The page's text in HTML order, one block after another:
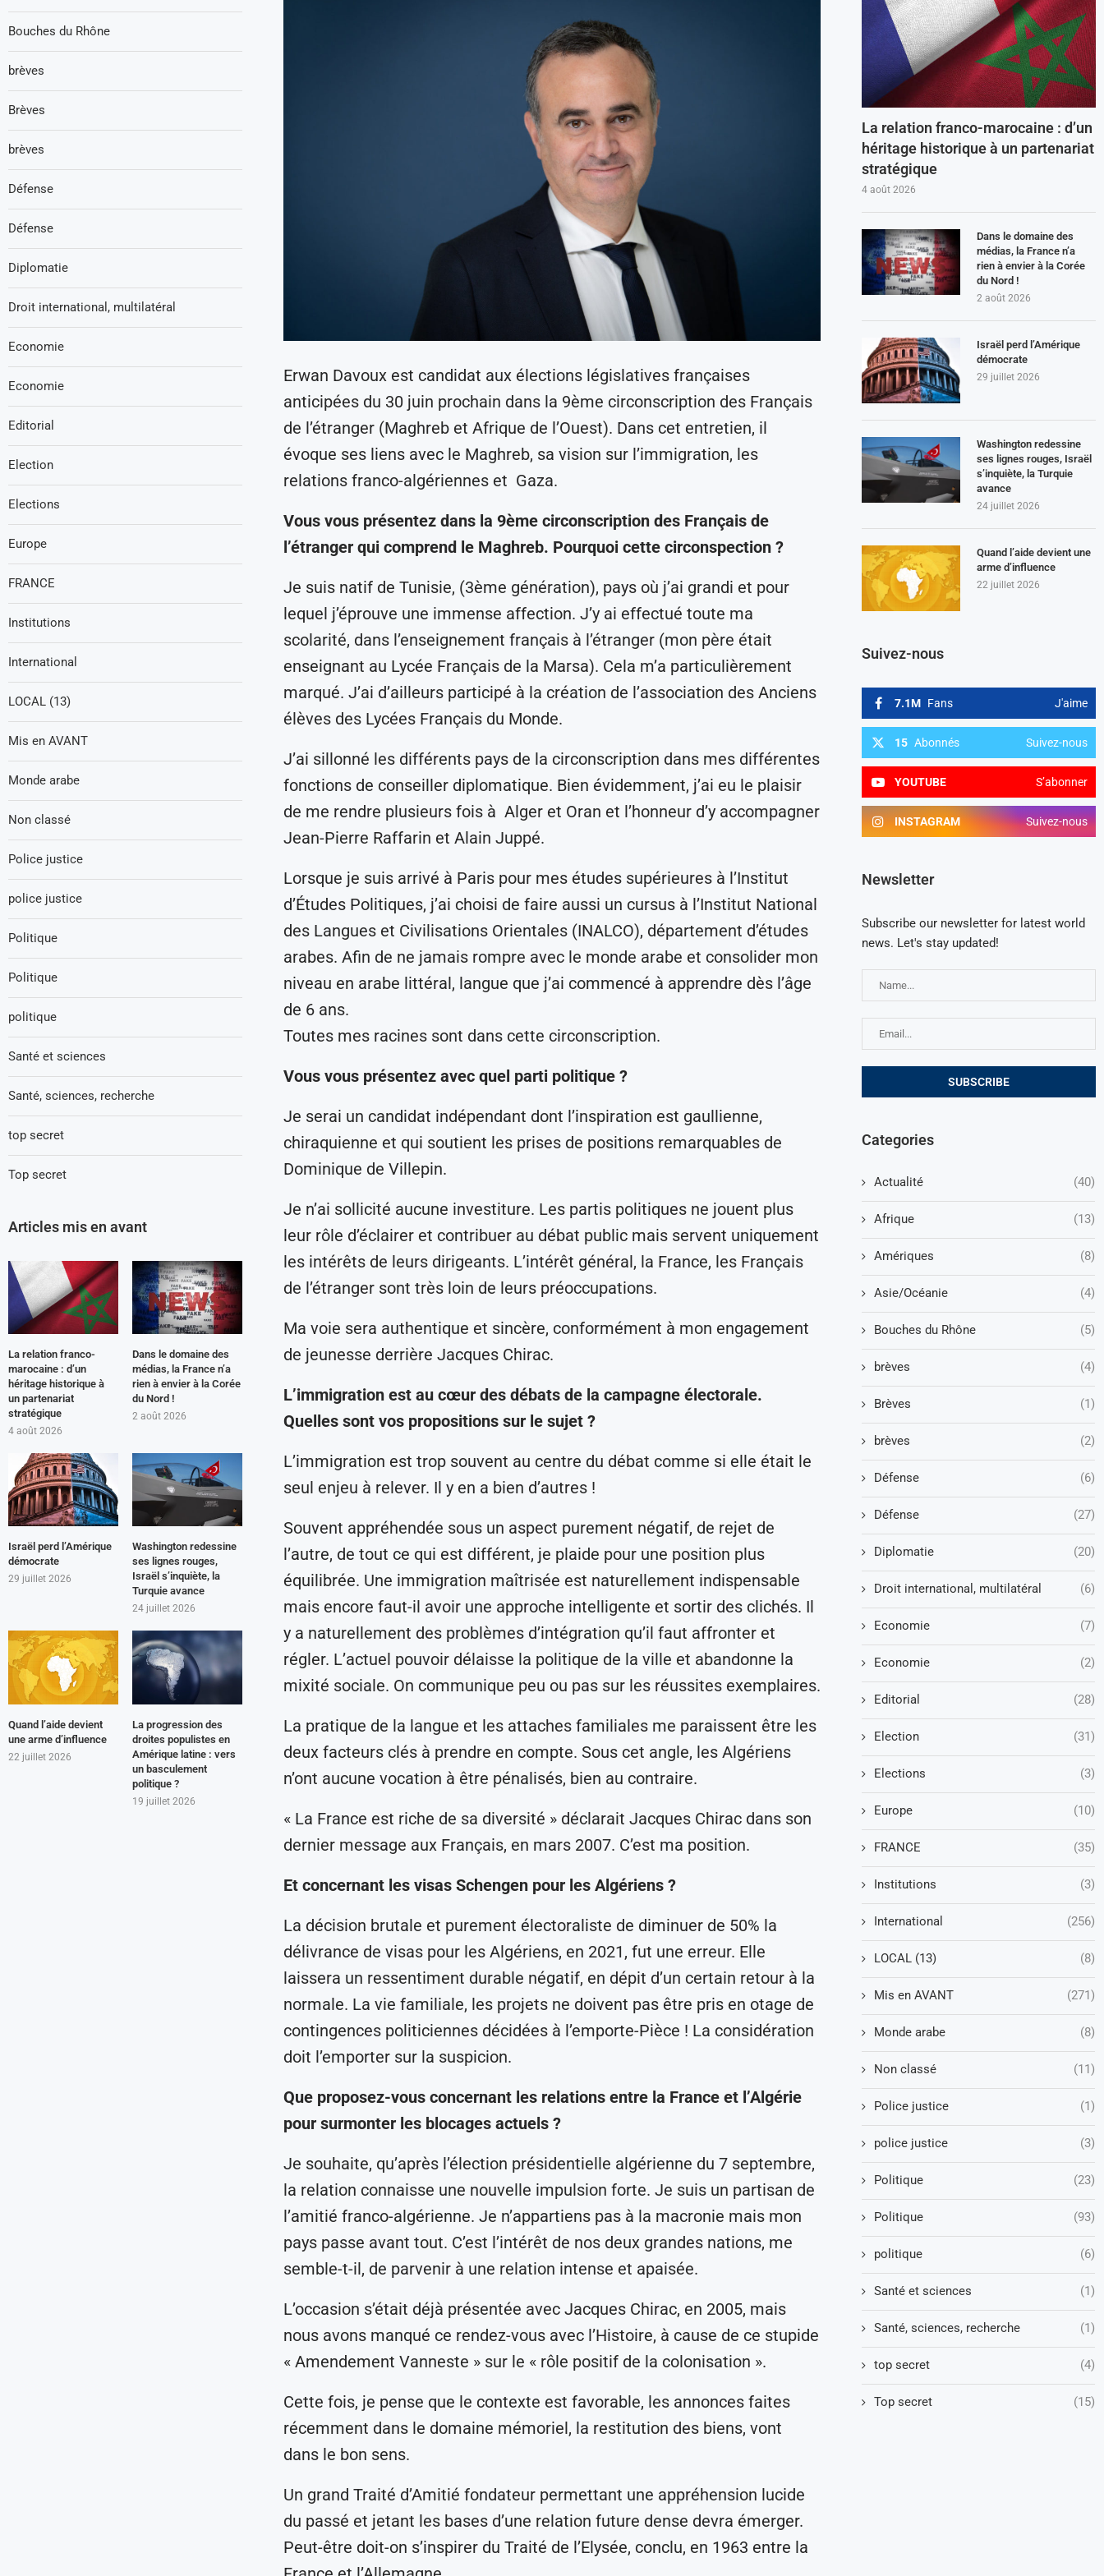
Erwan Davoux est candidat aux élections législatives françaises
anticipées du 30 juin prochain dans la 9ème circonscription des Français
de l’étranger (Maghreb et Afrique de l’Ouest). Dans cet entretien, il
évoque ses liens avec le Maghreb, sa vision sur l’immigration, les
relations franco-algériennes et Gaza.
Vous vous présentez dans la 9ème circonscription des Français de
l’étranger qui comprend le Maghreb. Pourquoi cette circonspection ?
Je suis natif de Tunisie, (3ème génération), pays où j’ai grandi et pour
lequel j’éprouve une immense affection. J’y ai effectué toute ma
scolarité, dans l’enseignement français à l’étranger (mon père était
enseignant au Lycée Français de la Marsa). Cela m’a particulièrement
marqué. J’ai d’ailleurs participé à la création de l’association des Anciens
élèves des Lycées Français du Monde.
J’ai sillonné les différents pays de la circonscription dans mes différentes
fonctions de conseiller diplomatique. Bien évidemment, j’ai eu le plaisir
de me rendre plusieurs fois à Alger et Oran et l’honneur d’y accompagner
Jean-Pierre Raffarin et Alain Juppé.
Lorsque je suis arrivé à Paris pour mes études supérieures à l’Institut
d’Études Politiques, j’ai choisi de faire aussi un cursus à l’Institut National
des Langues et Civilisations Orientales (INALCO), département d’études
arabes. Afin de ne jamais rompre avec le monde arabe et consolider mon
niveau en arabe littéral, langue que j’ai commencé à apprendre dès l’âge
de 6 ans.
Toutes mes racines sont dans cette circonscription.
Vous vous présentez avec quel parti politique ?
Je serai un candidat indépendant dont l’inspiration est gaullienne,
chiraquienne et qui soutient les prises de positions remarquables de
Dominique de Villepin.
Je n’ai sollicité aucune investiture. Les partis politiques ne jouent plus
leur rôle d’éclairer et contribuer au débat public mais servent uniquement
les intérêts de leurs dirigeants. L’intérêt général, la France, les Français
de l’étranger sont très loin de leurs préoccupations.
Ma voie sera authentique et sincère, conformément à mon engagement
de jeunesse derrière Jacques Chirac.
L’immigration est au cœur des débats de la campagne électorale.
Quelles sont vos propositions sur le sujet ?
L’immigration est trop souvent au centre du débat comme si elle était le
seul enjeu à relever. Il y en a bien d’autres !
Souvent appréhendée sous un aspect purement négatif, de rejet de
l’autre, de tout ce qui est différent, je plaide pour une position plus
équilibrée. Une immigration maîtrisée est naturellement indispensable
mais encore faut-il avoir une approche intelligente et sortir des clichés. Il
y a naturellement des problèmes d’intégration qu’il faut affronter et
régler. L’actuel pouvoir délaisse la politique de la ville et abandonne la
mixité sociale. On communique peu ou pas sur les réussites exemplaires.
La pratique de la langue et les attaches familiales me paraissent être les
deux facteurs clés à prendre en compte. Sous cet angle, les Algériens
n’ont aucune vocation à être pénalisés, bien au contraire.
« La France est riche de sa diversité » déclarait Jacques Chirac dans son
dernier message aux Français, en mars 2007. C’est ma position.
Et concernant les visas Schengen pour les Algériens ?
La décision brutale et purement électoraliste de diminuer de 50% la
délivrance de visas pour les Algériens, en 2021, fut une erreur. Elle
laissera un ressentiment durable négatif, en dépit d’un certain retour à la
normale. La vie familiale, les projets ne doivent pas être pris en otage de
contingences politiciennes décidées à l’emporte-Pièce ! La considération
doit l’emporter sur la suspicion.
Que proposez-vous concernant les relations entre la France et l’Algérie
pour surmonter les blocages actuels ?
Je souhaite, qu’après l’élection présidentielle algérienne du 7 septembre,
la relation connaisse une nouvelle impulsion forte. Je suis un partisan de
l’amitié franco-algérienne. Je n’appartiens pas à la macronie mais mon
pays passe avant tout. C’est l’intérêt de nos deux grandes nations, me
semble-t-il, de parvenir à une relation intense et apaisée.
L’occasion s’était déjà présentée avec Jacques Chirac, en 2005, mais
nous avons manqué ce rendez-vous avec l’Histoire, à cause de ce stupide
« Amendement Vanneste » sur le « rôle positif de la colonisation ».
Cette fois, je pense que le contexte est favorable, les annonces faites
récemment dans le domaine mémoriel, la restitution des biens, vont
dans le bon sens.
Un grand Traité d’Amitié fondateur permettant une appréhension lucide
du passé et jetant les bases d’une relation future dense devra émerger.
Peut-être doit-on s’inspirer du Traité de l’Elysée, conclu, en 1963 entre la
La relation franco-marocaine : d’un
héritage historique à un partenariat
stratégique
4 août 2026
Dans le domaine des
médias, la France n’a
rien à envier à la Corée
du Nord !
2 août 2026
Israël perd l’Amérique
démocrate
29 juillet 2026
Washington redessine
ses lignes rouges, Israël
s’inquiète, la Turquie
avance
24 juillet 2026
Quand l’aide devient une
arme d’influence
22 juillet 2026
Suivez-nous
7.1M Fans J'aime
15 Abonnés Suivez-nous
YOUTUBE S’abonner
INSTAGRAM Suivez-nous
Newsletter
Subscribe our newsletter for latest world
news. Let's stay updated!
Categories
Actualité (40)
Afrique (13)
Amériques (8)
Asie/Océanie (4)
Bouches du Rhône (5)
brèves (4)
Brèves (1)
brèves (2)
Défense (6)
Défense (27)
Diplomatie (20)
Droit international, multilatéral (6)
Economie (7)
Economie (2)
Editorial (28)
Election (31)
Elections (3)
Europe (10)
FRANCE (35)
Institutions (3)
International (256)
LOCAL (13) (8)
Mis en AVANT (271)
Monde arabe (8)
Non classé (11)
Police justice (1)
police justice (3)
Politique (23)
Politique (93)
politique (6)
Santé et sciences (1)
Santé, sciences, recherche (1)
top secret (4)
Top secret (15)
Bouches du Rhône
brèves
Brèves
brèves
Défense
Défense
Diplomatie
Droit international, multilatéral
Economie
Economie
Editorial
Election
Elections
Europe
FRANCE
Institutions
International
LOCAL (13)
Mis en AVANT
Monde arabe
Non classé
Police justice
police justice
Politique
Politique
politique
Santé et sciences
Santé, sciences, recherche
top secret
Top secret
Articles mis en avant
La relation franco-
marocaine : d’un
héritage historique à
un partenariat
stratégique
4 août 2026
Dans le domaine des
médias, la France n’a
rien à envier à la Corée
du Nord !
2 août 2026
Israël perd l’Amérique
démocrate
29 juillet 2026
Washington redessine
ses lignes rouges,
Israël s’inquiète, la
Turquie avance
24 juillet 2026
Quand l’aide devient
une arme d’influence
22 juillet 2026
La progression des
droites populistes en
Amérique latine : vers
un basculement
politique ?
19 juillet 2026